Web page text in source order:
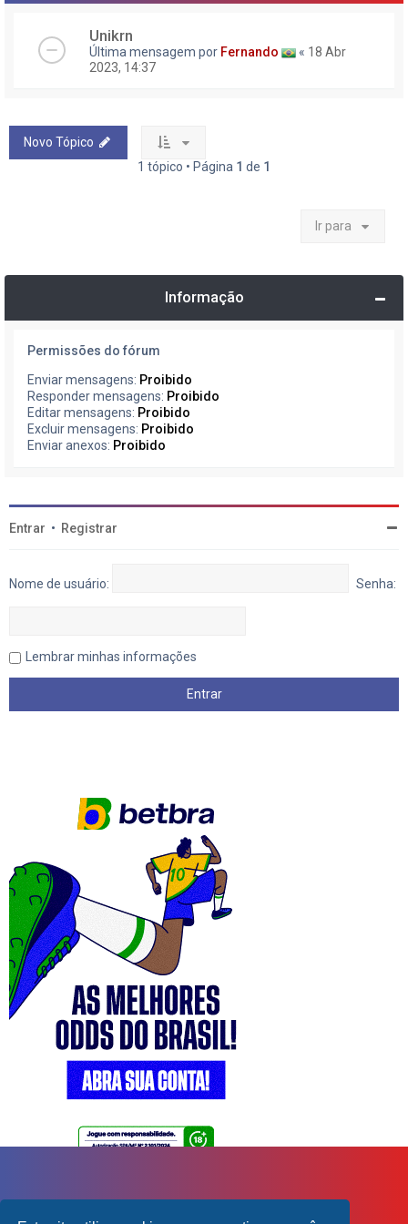
Unikrn
Última mensagem por Fernando « 18 Abr
2023, 14:37
Novo Tópico
1 tópico • Página 1 de 1
Ir para
Informação
Permissões do fórum
Enviar mensagens: Proibido
Responder mensagens: Proibido
Editar mensagens: Proibido
Excluir mensagens: Proibido
Enviar anexos: Proibido
Entrar • Registrar
Nome de usuário: Senha:
Lembrar minhas informações